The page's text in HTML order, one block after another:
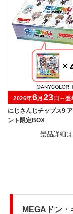
にじさんじチップス9
ント限定BOX
2026年6月 23 日～登
MEGAドン